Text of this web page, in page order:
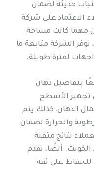
حديثة لضمان
الاعتماد على شركة
مهما كانت مساحة
الشركة متابعة ما
لفترة طويلة.
بتفاصيل دهان
تجهيز الأسطح
الدهان، كذلك يتم
والحرارة لضمان
نتائج متقنة
أيضًا، تقدم
للحفاظ على ثقة